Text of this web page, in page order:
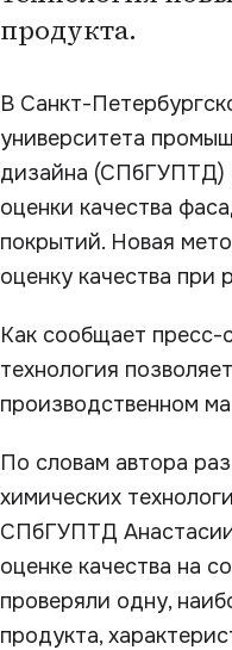
продукта.
В Санкт-
университета
дизайна (СПбГУПТД)
оценки качества
покрытий. Новая
оценку качества при
Как сообщает
технология
производственном
По словам автора
химических
СПбГУПТД
оценке качества на
проверяли одну,
продукта,